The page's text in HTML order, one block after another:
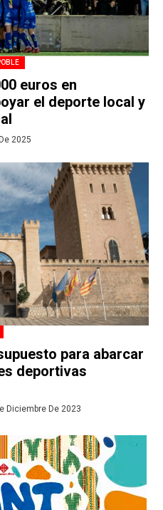
euros en
el deporte local y
2025
para abarcar
deportivas
Diciembre De 2023